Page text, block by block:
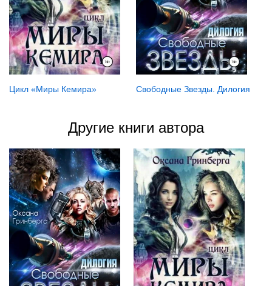
Цикл «Миры Кемира» Свободные Звезды. Дилогия
Другие книги автора